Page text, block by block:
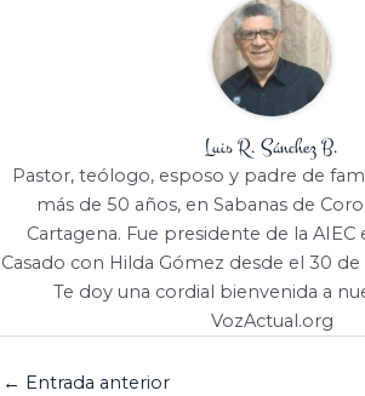
Luis R. Sánchez B.
Pastor, teólogo, esposo y padre de
más de 50 años, en Sabanas de
Cartagena. Fue presidente de la AIEC
Casado con Hilda Gómez desde el 30
Te doy una cordial bienvenida a
VozActual.org
← Entrada anterior